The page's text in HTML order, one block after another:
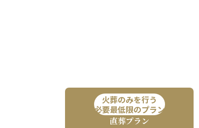
火葬のみを行う
必要最低限のプラン
直葬プラン